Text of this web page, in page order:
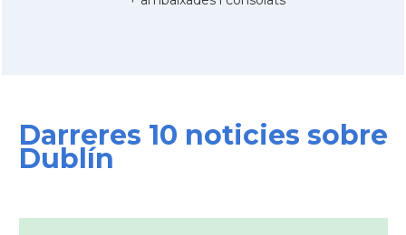
Darreres 10 noticies sobre
Dublín